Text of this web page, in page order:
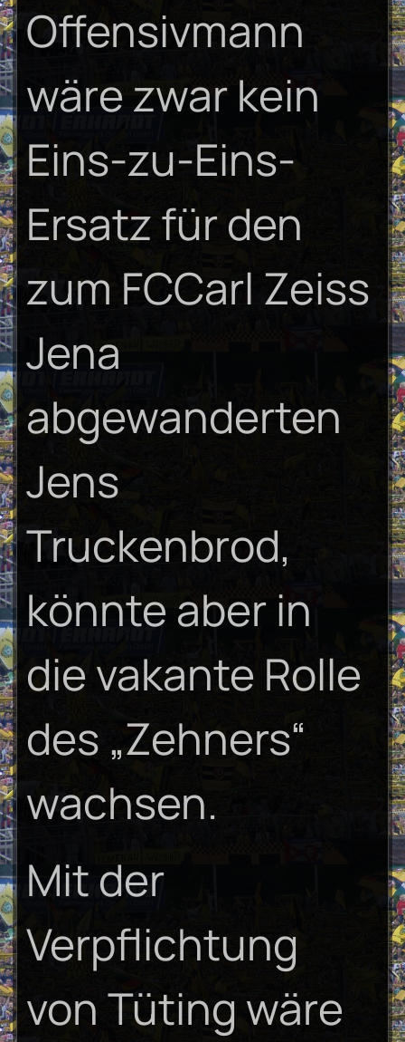
Offensivmann
wäre zwar kein
Eins-zu-Eins-
Ersatz für den
zum FCCarl Zeiss
Jena
abgewanderten
Jens
Truckenbrod,
könnte aber in
die vakante Rolle
des „Zehners“
wachsen.
Mit der
Verpflichtung
von Tüting wäre